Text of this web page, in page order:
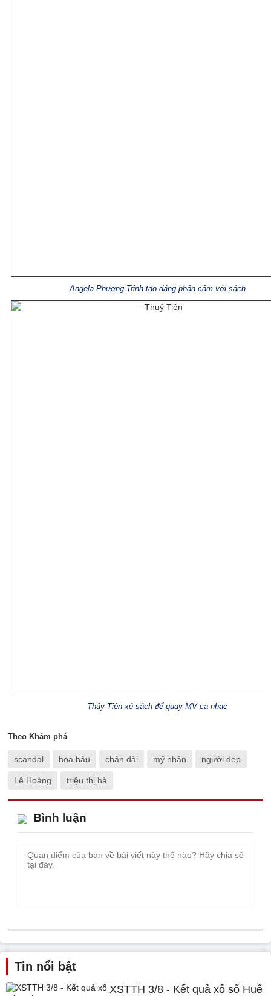
Angela Phương Trinh tạo dáng phản cảm với sách
Thủy Tiên xé sách để quay MV ca nhạc
Theo Khám phá
scandal hoa hậu chân dài mỹ nhân người đẹp
Lê Hoàng triệu thị hà
Bình luận
Tin nổi bật
XSTTH 3/8 - Kết quả xổ số Huế